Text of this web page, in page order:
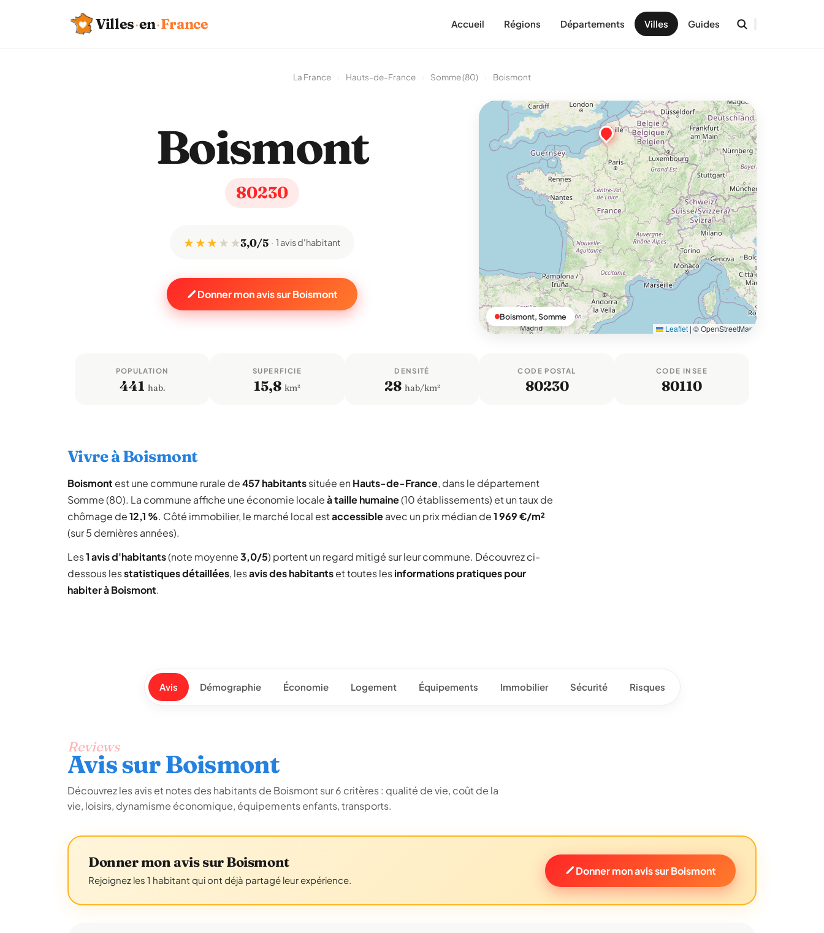
Villes·en·France Accueil Régions Départements Villes Guides
La France Hauts-de-France Somme (80) Boismont
Boismont
80230
★ ★ ★★ ★3,0/5 1 avis d'habitant
Donner mon avis sur Boismont
Leaflet | © OpenStreetMap
Boismont, Somme
POPULATION
441 hab.
SUPERFICIE
15,8 km²
DENSITÉ
28 hab/km²
CODE POSTAL
80230
CODE INSEE
80110
Vivre à Boismont
Boismont est une commune rurale de457 habitantssituée en Hauts-de-France, dans le département
Somme (80). La commune affiche une économie localeà taille humaine(10 établissements) et un taux de
chômage de12,1 %. Côté immobilier, le marché local estaccessibleavec un prix médian de1 969 €/m²
(sur 5 dernières années).
Les1 avis d'habitants(note moyenne3,0/5) portent un regard mitigé sur leur commune. Découvrez ci-
dessous lesstatistiques détaillées, lesavis des habitantset toutes lesinformations pratiques pour
habiter à Boismont.
Avis Démographie Économie Logement Équipements Immobilier Sécurité Risques
Reviews
Avis sur Boismont
Découvrez les avis et notes des habitants de Boismont sur 6 critères : qualité de vie, coût de la
vie, loisirs, dynamisme économique, équipements enfants, transports.
Donner mon avis sur Boismont
Rejoignez les 1 habitant qui ont déjà partagé leur expérience.
Donner mon avis sur Boismont